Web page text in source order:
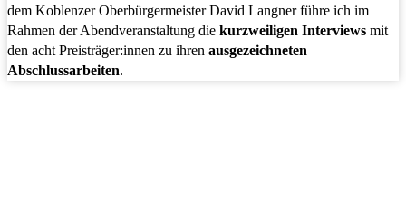
dem Koblenzer Oberbürgermeister David Langner führe ich im
Rahmen der Abendveranstaltung die kurzweiligen Interviews mit
den acht Preisträger:innen zu ihren ausgezeichneten
Abschlussarbeiten.